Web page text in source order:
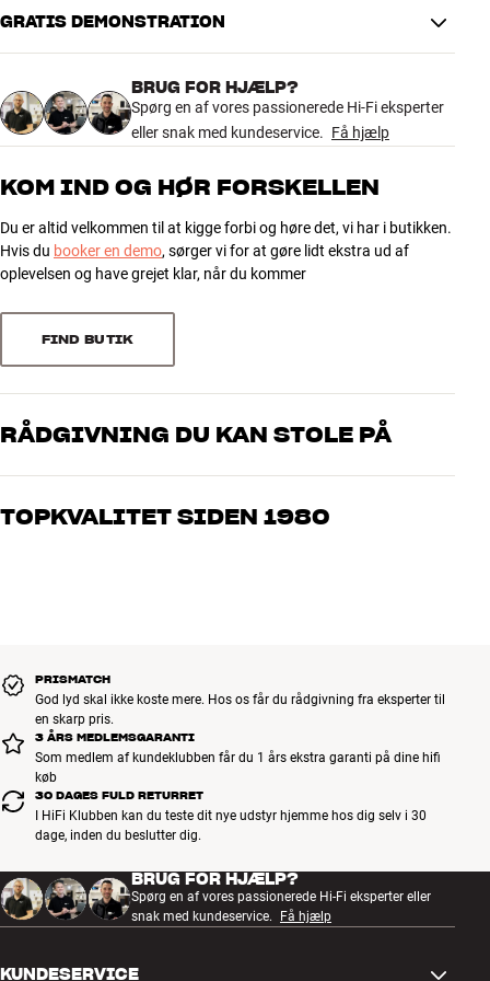
Tilbehør
MÆRKER
NYHEDER
TILBUD
Kundeservice
Log ind
Kundeservice
GRATIS DEMONSTRATION
BRUG FOR HJÆLP?
Spørg en af vores passionerede Hi-Fi eksperter
eller snak med kundeservice. Få hjælp
KOM IND OG HØR FORSKELLEN
Du er altid velkommen til at kigge forbi og høre det, vi har i butikken.
Hvis du booker en demo, sørger vi for at gøre lidt ekstra ud af
oplevelsen og have grejet klar, når du kommer
FIND BUTIK
RÅDGIVNING DU KAN STOLE PÅ
Vores medarbejdere er ægte entusiaster, som kender produkterne
os, hvad du drømmer om – så finder vi den løsning, der passer
TOPKVALITET SIDEN 1980
PRISMATCH
God lyd skal ikke koste mere. Hos os får du rådgivning fra eksperter til
en skarp pris.
3 ÅRS MEDLEMSGARANTI
Som medlem af kundeklubben får du 1 års ekstra garanti på dine hifi
køb
30 DAGES FULD RETURRET
I HiFi Klubben kan du teste dit nye udstyr hjemme hos dig selv i 30
dage, inden du beslutter dig.
BRUG FOR HJÆLP?
Spørg en af vores passionerede Hi-Fi eksperter eller
snak med kundeservice.
Få hjælp
KUNDESERVICE